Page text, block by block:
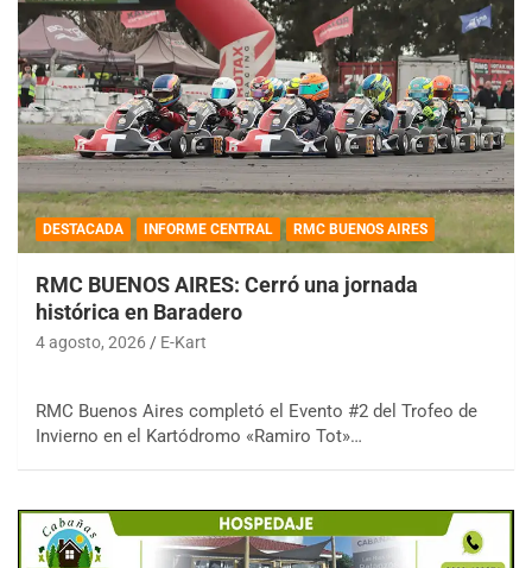
DESTACADA INFORME CENTRAL RMC BUENOS AIRES
RMC BUENOS AIRES: Cerró una jornada
histórica en Baradero
4 agosto, 2026 E-Kart
RMC Buenos Aires completó el Evento #2 del Trofeo de
Invierno en el Kartódromo «Ramiro Tot»…